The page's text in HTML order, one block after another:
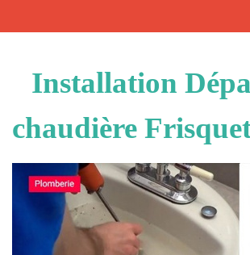
Installation
chaudière